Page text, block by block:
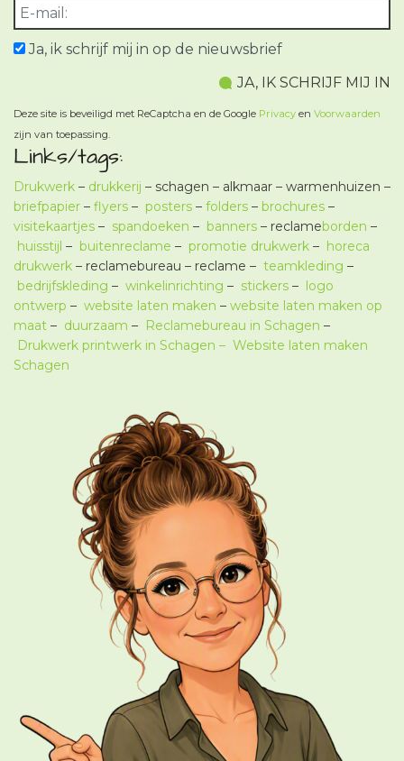
Ja, ik schrijf mij in op de nieuwsbrief
Deze site is beveiligd met ReCaptcha en de Google Privacy en Voorwaarden
zijn van toepassing.
Links/tags:
Drukwerk – drukkerij – schagen – alkmaar – warmenhuizen –
briefpapier – flyers – posters – folders – brochures –
visitekaartjes – spandoeken – banners – reclameborden –
huisstijl – buitenreclame – promotie drukwerk – horeca
drukwerk – reclamebureau – reclame – teamkleding –
bedrijfskleding – winkelinrichting – stickers – logo
ontwerp – website laten maken – website laten maken op
maat – duurzaam – Reclamebureau in Schagen –
Drukwerk printwerk in Schagen – Website laten maken
Schagen